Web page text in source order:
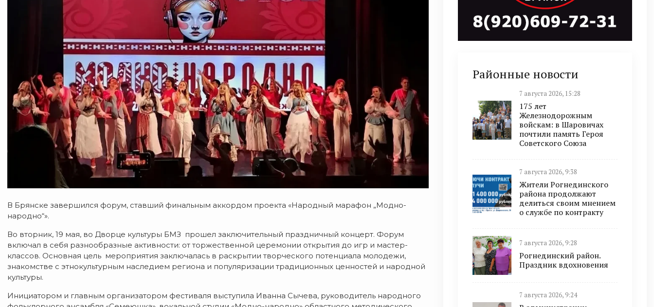
В Брянске завершился форум, ставший финальным аккордом проекта «Народный марафон „Модно-
народно“».
Во вторник, 19 мая, во Дворце культуры БМЗ прошел заключительный праздничный концерт. Форум
включал в себя разнообразные активности: от торжественной церемонии открытия до игр и мастер-
классов. Основная цель мероприятия заключалась в раскрытии творческого потенциала молодежи,
знакомстве с этнокультурным наследием региона и популяризации традиционных ценностей и народной
культуры.
Инициатором и главным организатором фестиваля выступила Иванна Сычева, руководитель народного
Районные новости
7 августа 2026, 15:28
175 лет
Железнодорожным
войскам: в Шаровичах
почтили память Героя
Советского Союза
7 августа 2026, 9:38
Жители Рогнединского
района продолжают
делиться своим мнением
о службе по контракту
7 августа 2026, 9:28
Рогнединский район.
Праздник вдохновения
7 августа 2026, 9:24